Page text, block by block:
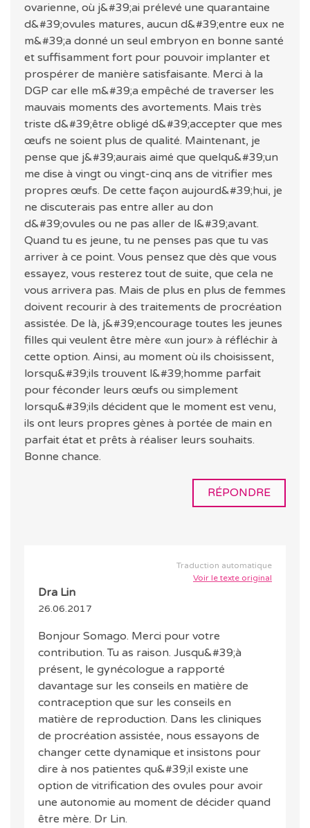
ovarienne, où j&#39;ai prélevé une quarantaine
d&#39;ovules matures, aucun d&#39;entre eux ne
m&#39;a donné un seul embryon en bonne santé
et suffisamment fort pour pouvoir implanter et
prospérer de manière satisfaisante. Merci à la
DGP car elle m&#39;a empêché de traverser les
mauvais moments des avortements. Mais très
triste d&#39;être obligé d&#39;accepter que mes
œufs ne soient plus de qualité. Maintenant, je
pense que j&#39;aurais aimé que quelqu&#39;un
me dise à vingt ou vingt-cinq ans de vitrifier mes
propres œufs. De cette façon aujourd&#39;hui, je
ne discuterais pas entre aller au don
d&#39;ovules ou ne pas aller de l&#39;avant.
Quand tu es jeune, tu ne penses pas que tu vas
arriver à ce point. Vous pensez que dès que vous
essayez, vous resterez tout de suite, que cela ne
vous arrivera pas. Mais de plus en plus de femmes
doivent recourir à des traitements de procréation
assistée. De là, j&#39;encourage toutes les jeunes
filles qui veulent être mère «un jour» à réfléchir à
cette option. Ainsi, au moment où ils choisissent,
lorsqu&#39;ils trouvent l&#39;homme parfait
pour féconder leurs œufs ou simplement
lorsqu&#39;ils décident que le moment est venu,
ils ont leurs propres gènes à portée de main en
parfait état et prêts à réaliser leurs souhaits.
Bonne chance.
RÉPONDRE
Traduction automatique
Voir le texte original
Dra Lin
26.06.2017
Bonjour Somago. Merci pour votre
contribution. Tu as raison. Jusqu&#39;à
présent, le gynécologue a rapporté
davantage sur les conseils en matière de
contraception que sur les conseils en
matière de reproduction. Dans les cliniques
de procréation assistée, nous essayons de
changer cette dynamique et insistons pour
dire à nos patientes qu&#39;il existe une
option de vitrification des ovules pour avoir
une autonomie au moment de décider quand
être mère. Dr Lin.